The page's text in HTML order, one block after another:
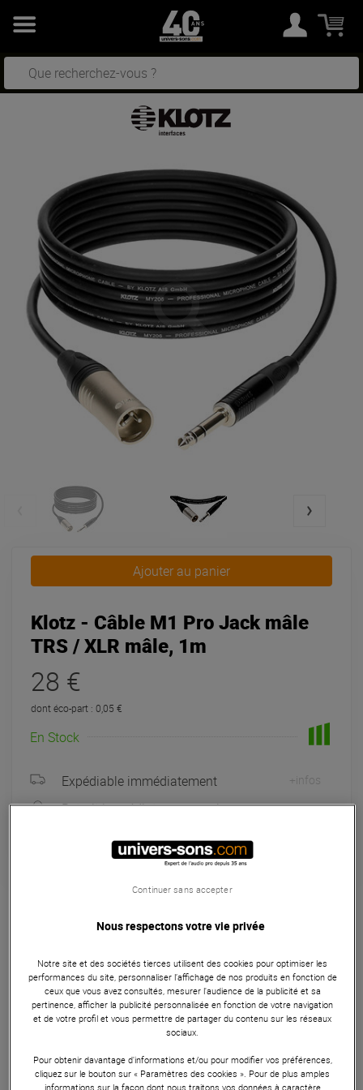
Ajouter au panier
Klotz - Câble M1 Pro Jack mâle
TRS / XLR mâle, 1m
28 €
dont éco-part : 0,05 €
En Stock
Expédiable immédiatement +infos
Retrait immédiat en magasin
Garantie3 ans
haute qualité, long de 1 mètre, conçu pour fournir une
performance audio exceptionnelle. Doté d'une faible
capacitance de 60 pF/m, d'une gaine en PVC durable, et
d'un blindage efficace contre les interférences, ce câble
équipé de connecteurs XLR et Jack TRS 6.35mm avec
Nous respectons votre vie privée
Notre site et des sociétés tierces utilisent des cookies pour optimiser les
performances du site, personnaliser l’affichage de nos produits en fonction de
ceux que vous avez consultés, mesurer l'audience de la publicité et sa
pertinence, afficher la publicité personnalisée en fonction de votre navigation
et de votre profil et vous permettre de partager du contenu sur les réseaux
sociaux.
Pour obtenir davantage d'informations et/ou pour modifier vos préférences,
cliquez sur le bouton sur « Paramètres des cookies ». Pour de plus amples
informations sur la façon dont nous traitons vos données à caractère
Continuer sans accepter